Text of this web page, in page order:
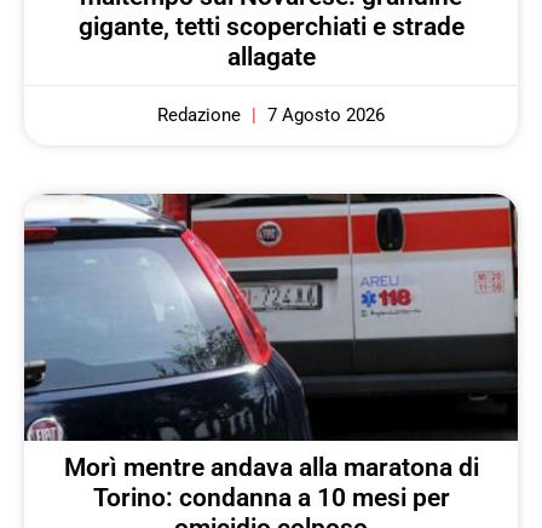
gigante, tetti scoperchiati e strade
allagate
Redazione 7 Agosto 2026
Morì mentre andava alla maratona di
Torino: condanna a 10 mesi per